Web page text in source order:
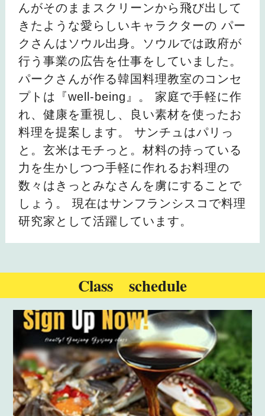
んがそのままスクリーンから飛び出して
きたような愛らしいキャラクターの パー
クさんはソウル出身。ソウルでは政府が
行う事業の広告を仕事をしていました。
パークさんが作る韓国料理教室のコンセ
プトは『well-being』。 家庭で手軽に作
れ、健康を重視し、良い素材を使ったお
料理を提案します。 サンチュはパリっ
と。玄米はモチっと。材料の持っている
力を生かしつつ手軽に作れるお料理の
数々はきっとみなさんを虜にすることで
しょう。 現在はサンフランシスコで料理
研究家として活躍しています。
Class schedule